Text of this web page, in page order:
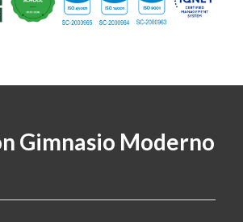
Gimnasio Moderno